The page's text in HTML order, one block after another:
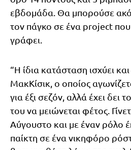
εβδομάδα. Θα μπορούσε
τον πάγκο σε ένα project που
γράφει.
“Η ίδια κατάσταση ισχύει
ΜακΚίσικ, ο οποίος
για έξι σεζόν, αλλά έχει δει
του να μειώνεται φέτος.
Αύγουστο και με έναν ρόλο
παίκτη σε ένα νικηφόρο